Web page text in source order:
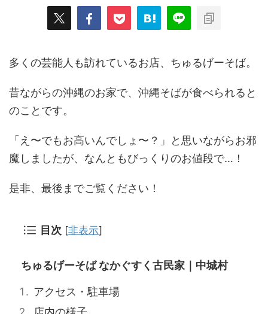
多くの芸能人も訪れているお店、ちゅるげーそば。
昔ながらの沖縄のお家で、沖縄そばが食べられると
のことです。
「え〜でもお高いんでしょ〜？」と思いながらお邪
魔しましたが、なんともびっくりのお値段で…！
是非、最後までご覧ください！
目次 [非表示]
ちゅるげーそば なかぐすく古民家｜中城村
アクセス・駐車場